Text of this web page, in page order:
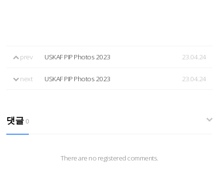
prev USKAF PIP Photos 2023 23.04.24
next USKAF PIP Photos 2023 23.04.24
댓글 0
There are no registered comments.